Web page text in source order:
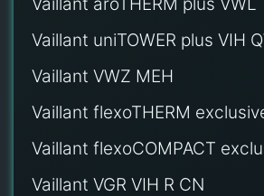
Vaillant uniTOWER plus VIH
Vaillant VWZ MEH
Vaillant flexoTHERM
Vaillant flexoCOMPACT
Vaillant VGR VIH R CN